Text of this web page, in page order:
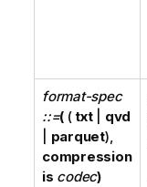
format-spec
::=( (txt| qvd
parquet),
compression
is codec)